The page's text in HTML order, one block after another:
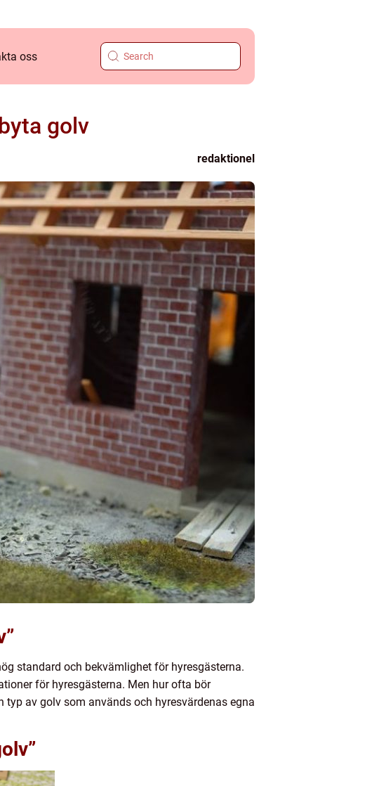
oss
golv
redaktionel
standard och bekvämlighet för hyresgästerna.
för hyresgästerna. Men hur ofta bör
av golv som används och hyresvärdenas egna